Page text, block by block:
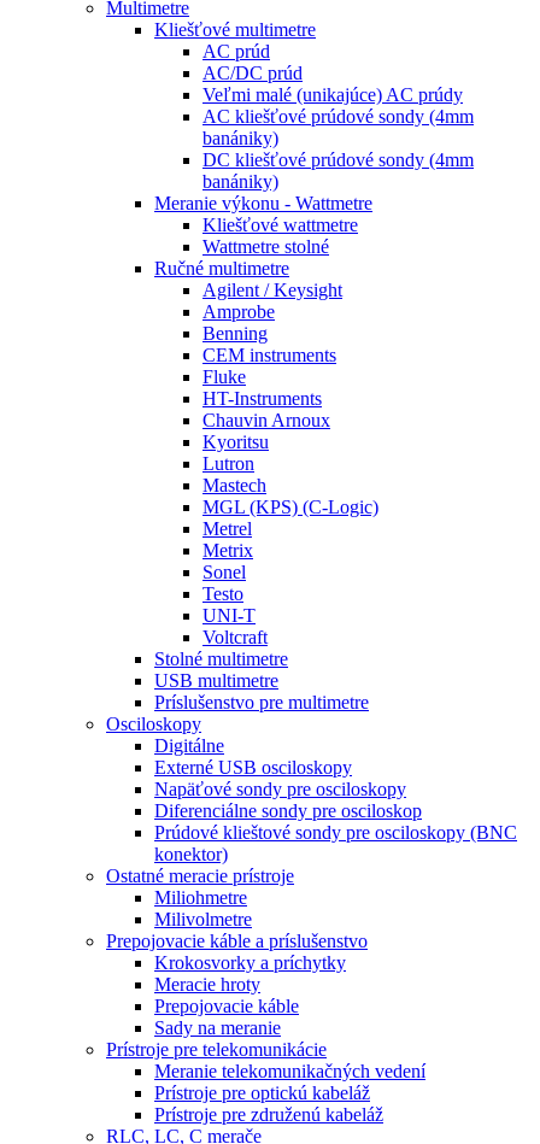
Multimetre
Kliešťové multimetre
AC prúd
AC/DC prúd
Veľmi malé (unikajúce) AC prúdy
AC kliešťové prúdové sondy (4mm
banániky)
DC kliešťové prúdové sondy (4mm
banániky)
Meranie výkonu - Wattmetre
Kliešťové wattmetre
Wattmetre stolné
Ručné multimetre
Agilent / Keysight
Amprobe
Benning
CEM instruments
Fluke
HT-Instruments
Chauvin Arnoux
Kyoritsu
Lutron
Mastech
MGL (KPS) (C-Logic)
Metrel
Metrix
Sonel
Testo
UNI-T
Voltcraft
Stolné multimetre
USB multimetre
Príslušenstvo pre multimetre
Osciloskopy
Digitálne
Externé USB osciloskopy
Napäťové sondy pre osciloskopy
Diferenciálne sondy pre osciloskop
Prúdové klieštové sondy pre osciloskopy (BNC
konektor)
Ostatné meracie prístroje
Miliohmetre
Milivolmetre
Prepojovacie káble a príslušenstvo
Krokosvorky a príchytky
Meracie hroty
Prepojovacie káble
Sady na meranie
Prístroje pre telekomunikácie
Meranie telekomunikačných vedení
Prístroje pre optickú kabeláž
Prístroje pre združenú kabeláž
RLC, LC, C merače